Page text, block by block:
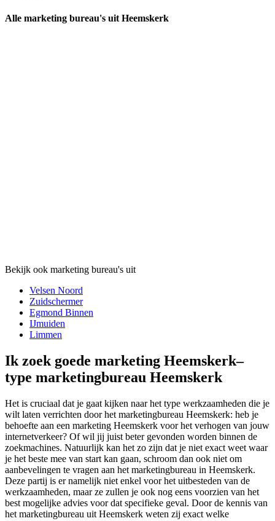
Alle marketing bureau's uit Heemskerk
Bekijk ook marketing bureau's uit
Velsen Noord
Zuidschermer
Egmond Binnen
IJmuiden
Limmen
Ik zoek goede marketing Heemskerk–
type marketingbureau Heemskerk
Het is cruciaal dat je gaat kijken naar het type werkzaamheden die je
wilt laten verrichten door het marketingbureau Heemskerk: heb je
behoefte aan een marketing Heemskerk voor het verhogen van jouw
internetverkeer? Of wil jij juist beter gevonden worden binnen de
zoekmachines. Natuurlijk kan het zo zijn dat je niet exact weet waar
je het beste mee van start kan gaan, schroom dan ook niet om
aanbevelingen te vragen aan het marketingbureau in Heemskerk.
Deze partij is er namelijk niet enkel voor het uitbesteden van de
werkzaamheden, maar ze zullen je ook nog eens voorzien van het
best mogelijke advies voor dat specifieke geval. Door de kennis van
het marketingbureau uit Heemskerk weten zij exact welke